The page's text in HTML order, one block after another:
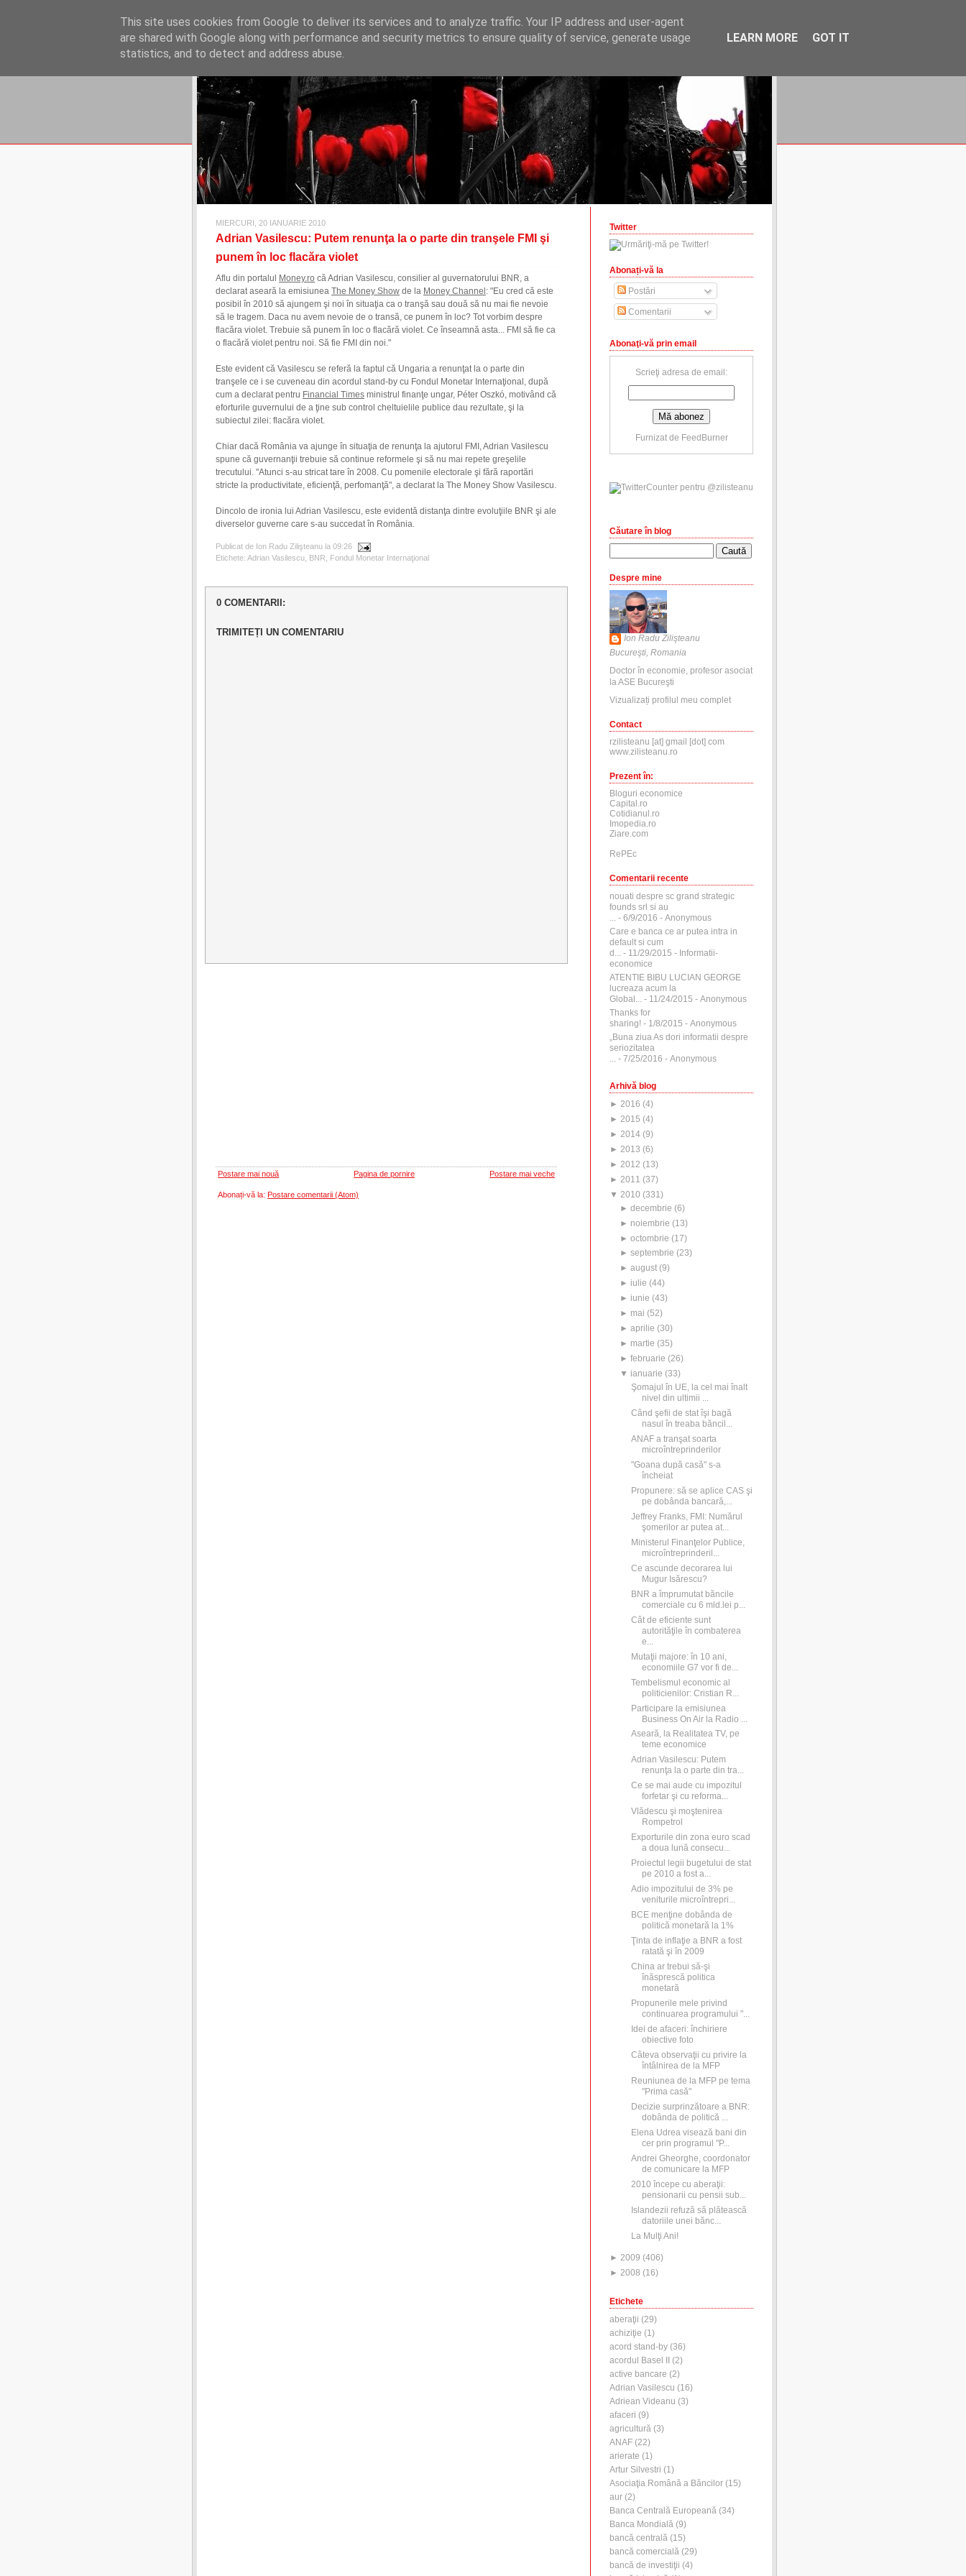
REFLECŢII ECONOMICE
blog de reflecţii, informaţii şi opinii economice
MIERCURI, 20 IANUARIE 2010
Adrian Vasilescu: Putem renunţa la o parte din tranşele FMI şi
punem în loc flacăra violet
Aflu din portalul Money.ro că Adrian Vasilescu, consilier al guvernatorului BNR, a
declarat aseară la emisiunea The Money Show de la Money Channel : "Eu cred că este
posibil în 2010 să ajungem şi noi în situaţia ca o tranşă sau două să nu mai fie nevoie
să le tragem. Daca nu avem nevoie de o transă, ce punem în loc? Tot vorbim despre
flacăra violet. Trebuie să punem în loc o flacără violet. Ce înseamnă asta... FMI să fie ca
o flacără violet pentru noi. Să fie FMI din noi."
Este evident că Vasilescu se referă la faptul că Ungaria a renunţat la o parte din
tranşele ce i se cuveneau din acordul stand-by cu Fondul Monetar Internaţional, după
cum a declarat pentru Financial Times ministrul finanţe ungar, Péter Oszkó, motivând că
eforturile guvernului de a ţine sub control cheltuielile publice dau rezultate, şi la
subiectul zilei: flacăra violet.
Chiar dacă România va ajunge în situaţia de renunţa la ajutorul FMI, Adrian Vasilescu
spune că guvernanţii trebuie să continue reformele şi să nu mai repete greşelile
trecutului. "Atunci s-au stricat tare în 2008. Cu pomenile electorale şi fără raportări
stricte la productivitate, eficienţă, perfomanţă", a declarat la The Money Show Vasilescu.
Dincolo de ironia lui Adrian Vasilescu, este evidentă distanţa dintre evoluţiile BNR şi ale
diverselor guverne care s-au succedat în România.
Publicat de Ion Radu Zilişteanu la 09:26
Etichete: Adrian Vasilescu BNR Fondul Monetar Internaţional
0 COMENTARII:
TRIMITEȚI UN COMENTARIU
Postare mai nouă Postare mai veche
Pagina de pornire
Abonați-vă la: Postare comentarii (Atom)
Twitter
Abonați-vă la
Postări
Comentarii
Abonaţi-vă prin email
Scrieţi adresa de email:
Furnizat de FeedBurner
Căutare în blog
Despre mine
Ion Radu Zilişteanu
Bucureşti, Romania
Doctor în economie, profesor asociat
la ASE Bucureşti
Vizualizați profilul meu complet
Contact
rzilisteanu [at] gmail [dot] com
www.zilisteanu.ro
Prezent în:
Bloguri economice
Capital.ro
Cotidianul.ro
Imopedia.ro
Ziare.com
RePEc
Comentarii recente
nouati despre sc grand strategic
founds srl si au
... - 6/9/2016 - Anonymous
Care e banca ce ar putea intra in
default si cum
d... - 11/29/2015 - Informatii-
economice
ATENTIE BIBU LUCIAN GEORGE
lucreaza acum la
Global... - 11/24/2015 - Anonymous
Thanks for
sharing! - 1/8/2015 - Anonymous
„Buna ziua As dori informatii despre
seriozitatea
... - 7/25/2016 - Anonymous
Arhivă blog
► 2016 (4)
► 2015 (4)
► 2014 (9)
► 2013 (6)
► 2012 (13)
► 2011 (37)
▼ 2010 (331 )
►decembrie (6)
► noiembrie (13)
►octombrie (17)
►septembrie (23)
►august (9)
► iulie (44)
► iunie (43)
► mai (52)
►aprilie (30)
► martie (35)
►februarie (26)
▼ ianuarie (33)
Şomajul în UE, la cel mai înalt
nivel din ultimii ...
Când şefii de stat îşi bagă
nasul în treaba băncil...
ANAF a tranşat soarta
microîntreprinderilor
"Goana după casă" s-a
încheiat
Propunere: să se aplice CAS şi
pe dobânda bancară,...
Jeffrey Franks, FMI: Numărul
şomerilor ar putea at...
Ministerul Finanţelor Publice,
microîntreprinderil...
Ce ascunde decorarea lui
Mugur Isărescu?
BNR a împrumutat băncile
comerciale cu 6 mld.lei p...
Cât de eficiente sunt
autorităţile în combaterea
e...
Mutaţii majore: în 10 ani,
economiile G7 vor fi de...
Tembelismul economic al
politicienilor: Cristian R...
Participare la emisiunea
Business On Air la Radio ...
Aseară, la Realitatea TV, pe
teme economice
Adrian Vasilescu: Putem
renunţa la o parte din tra...
Ce se mai aude cu impozitul
forfetar şi cu reforma...
Vlădescu şi moştenirea
Rompetrol
Exporturile din zona euro scad
a doua lună consecu...
Proiectul legii bugetului de stat
pe 2010 a fost a...
Adio impozitului de 3% pe
veniturile microîntrepri...
BCE menţine dobânda de
politică monetară la 1%
Ţinta de inflaţie a BNR a fost
ratată şi în 2009
China ar trebui să-şi
înăsprescă politica
monetară
Propunerile mele privind
continuarea programului "...
Idei de afaceri: închiriere
obiective foto
Câteva observaţii cu privire la
întâlnirea de la MFP
Reuniunea de la MFP pe tema
"Prima casă"
Decizie surprinzătoare a BNR:
dobânda de politică ...
Elena Udrea visează bani din
cer prin programul "P...
Andrei Gheorghe, coordonator
de comunicare la MFP
2010 începe cu aberaţii:
pensionarii cu pensii sub...
Islandezii refuză să plătească
datoriile unei bănc...
La Mulţi Ani!
► 2009 (406)
► 2008 (16)
Etichete
aberaţii (29)
achiziţie (1)
acord stand-by (36)
acordul Basel II
(2)
active bancare (2)
Adrian Vasilescu (16)
Adriean Videanu (3)
afaceri (9)
agricultură (3)
ANAF (22)
arierate (1)
Artur Silvestri (1)
Asociaţia Română a Băncilor (15)
aur (2)
Banca Centrală Europeană (34)
Banca Mondială (9)
bancă centrală (15)
bancă comercială (29)
bancă de investiţii (4)
This site uses cookies from Google to deliver its services and to analyze traffic. Your IP address and user-agent
are shared with Google along with performance and security metrics to ensure quality of service, generate usage
statistics, and to detect and address abuse.
LEARN MORE GOT IT